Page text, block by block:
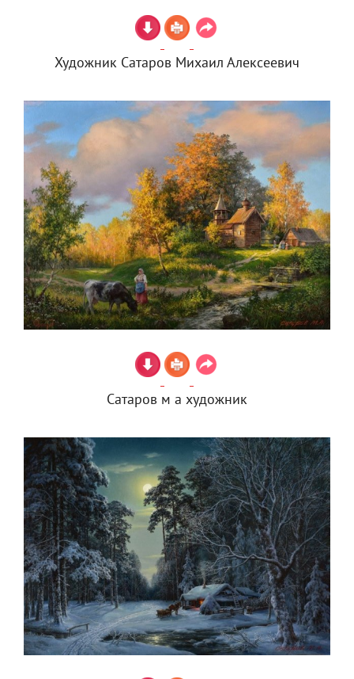
Художник Сатаров Михаил Алексеевич
Сатаров м а художник